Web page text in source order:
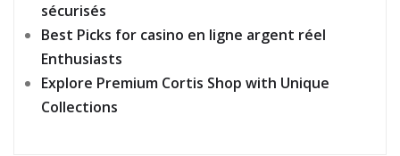
sécurisés
Best Picks for casino en ligne argent réel
Enthusiasts
Explore Premium Cortis Shop with Unique
Collections